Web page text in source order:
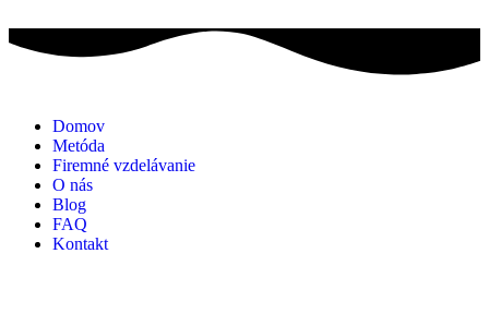
Domov
Metóda
Firemné vzdelávanie
O nás
Blog
FAQ
Kontakt